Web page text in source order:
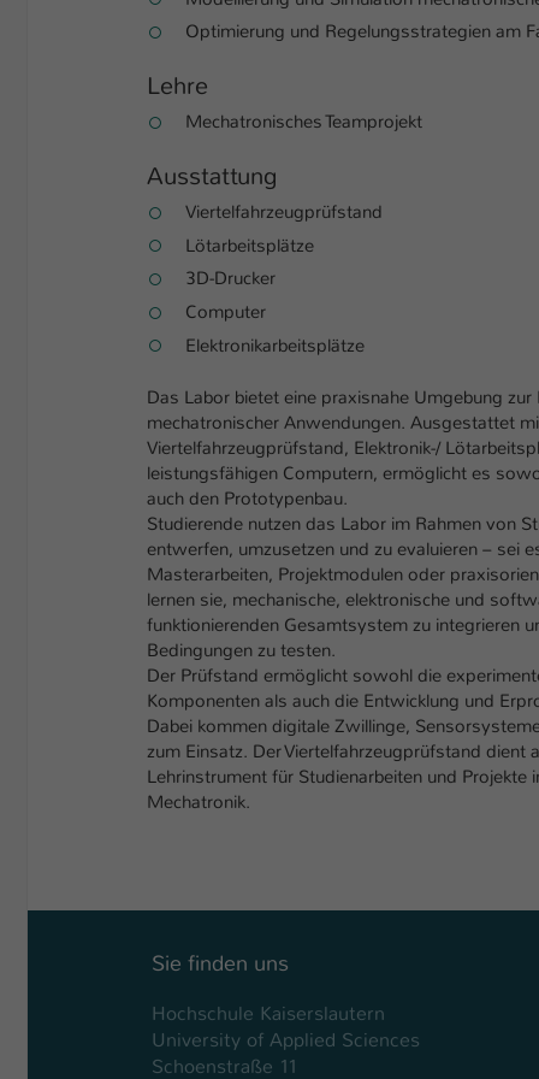
Optimierung und Regelungsstrategien am
Lehre
Mechatronisches Teamprojekt
Ausstattung
Viertelfahrzeugprüfstand
Lötarbeitsplätze
3D-Drucker
Computer
Elektronikarbeitsplätze
Das Labor bietet eine praxisnahe Umgebung
mechatronischer Anwendungen. Ausgestattet
Viertelfahrzeugprüfstand, Elektronik-/
leistungsfähigen Computern, ermöglicht es
auch den Prototypenbau.
Studierende nutzen das Labor im Rahmen von
entwerfen, umzusetzen und zu evaluieren – sei
Masterarbeiten, Projektmodulen oder
lernen sie, mechanische, elektronische und
funktionierenden Gesamtsystem zu integrieren
Bedingungen zu testen.
Der Prüfstand ermöglicht sowohl die
Komponenten als auch die Entwicklung und
Dabei kommen digitale Zwillinge,
zum Einsatz. Der Viertelfahrzeugprüfstand dient
Lehrinstrument für Studienarbeiten und Projekte
Mechatronik.
Sie finden uns
Hochschule Kaiserslautern
University of Applied Sciences
Schoenstraße 11